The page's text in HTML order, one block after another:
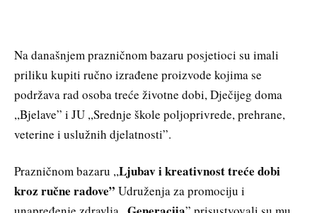
Na današnjem prazničnom bazaru posjetioci su imali
priliku kupiti ručno izrađene proizvode kojima se
podržava rad osoba treće životne dobi, Dječijeg doma
,,Bjelave” i JU ,,Srednje škole poljoprivrede, prehrane,
veterine i uslužnih djelatnosti”.
Prazničnom bazaru ,,Ljubav i kreativnost treće dobi
kroz ručne radove” Udruženja za promociju i